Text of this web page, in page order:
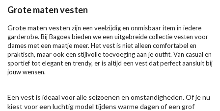
Grote maten vesten
Grote maten vesten zijn een veelzijdig en onmisbaar item in iedere
garderobe. Bij Bagoes bieden we een uitgebreide collectie vesten voor
dames met een maatje meer. Het vest is niet alleen comfortabel en
praktisch, maar ook een stijlvolle toevoeging aan je outfit. Van casual en
sportief tot elegant en trendy, er is altijd een vest dat perfect aansluit bij
jouw wensen.
Een vest is ideaal voor alle seizoenen en omstandigheden. Of je nu
kiest voor een luchtig model tijdens warme dagen of een grof